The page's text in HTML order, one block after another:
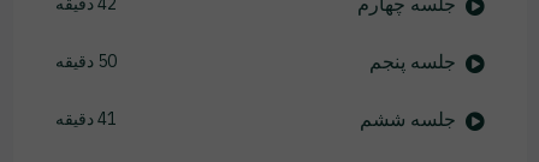
جلسه پنجم 50 دقیقه
جلسه ششم 41 دقیقه